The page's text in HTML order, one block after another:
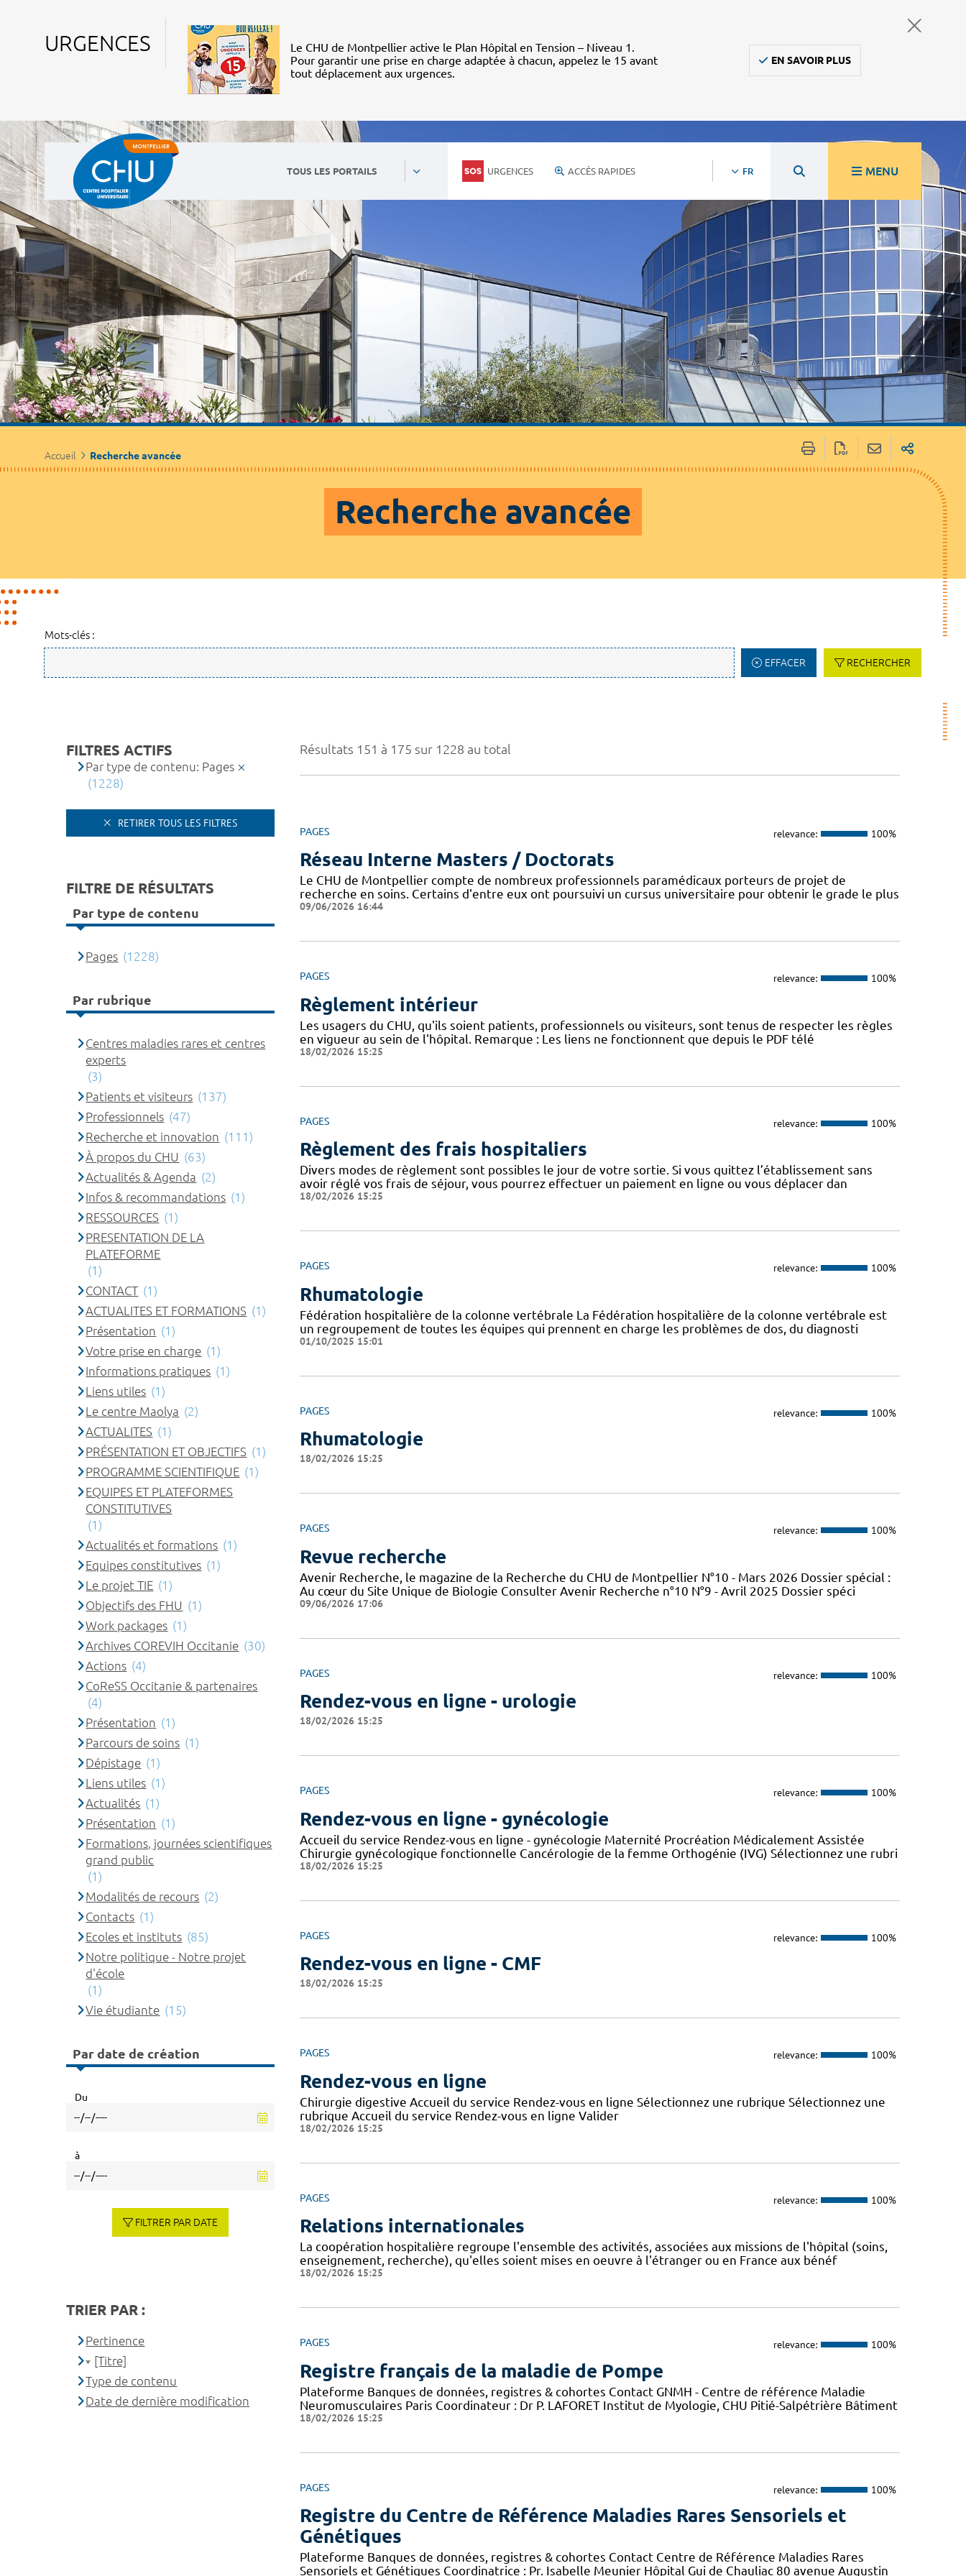
URGENCES
Le CHU de Montpellier active le Plan Hôpital en Tension – Niveau 1.
Pour garantir une prise en charge adaptée à chacun, appelez le 15 avant
tout déplacement aux urgences.
EN SAVOIR PLUS
TOUS LES PORTAILS URGENCES ACCÈS RAPIDES FR MENU
Accueil Recherche avancée
Recherche avancée
Mots-clés :
EFFACER RECHERCHER
Résultats 151 à 175 sur 1228 au total
PAGES relevance: 100%
Réseau Interne Masters / Doctorats
Le CHU de Montpellier compte de nombreux professionnels paramédicaux porteurs de projet de
recherche en soins. Certains d'entre eux ont poursuivi un cursus universitaire pour obtenir le grade le plus
09/06/2026 16:44
PAGES relevance: 100%
Règlement intérieur
Les usagers du CHU, qu'ils soient patients, professionnels ou visiteurs, sont tenus de respecter les règles
en vigueur au sein de l'hôpital. Remarque : Les liens ne fonctionnent que depuis le PDF télé
18/02/2026 15:25
PAGES relevance: 100%
Règlement des frais hospitaliers
Divers modes de règlement sont possibles le jour de votre sortie. Si vous quittez l’établissement sans
avoir réglé vos frais de séjour, vous pourrez effectuer un paiement en ligne ou vous déplacer dan
18/02/2026 15:25
PAGES relevance: 100%
Rhumatologie
Fédération hospitalière de la colonne vertébrale La Fédération hospitalière de la colonne vertébrale est
un regroupement de toutes les équipes qui prennent en charge les problèmes de dos, du diagnosti
01/10/2025 15:01
PAGES relevance: 100%
Rhumatologie
18/02/2026 15:25
PAGES relevance: 100%
Revue recherche
Avenir Recherche, le magazine de la Recherche du CHU de Montpellier N°10 - Mars 2026 Dossier spécial :
Au cœur du Site Unique de Biologie Consulter Avenir Recherche n°10 N°9 - Avril 2025 Dossier spéci
09/06/2026 17:06
PAGES relevance: 100%
Rendez-vous en ligne - urologie
18/02/2026 15:25
PAGES relevance: 100%
Rendez-vous en ligne - gynécologie
Accueil du service Rendez-vous en ligne - gynécologie Maternité Procréation Médicalement Assistée
Chirurgie gynécologique fonctionnelle Cancérologie de la femme Orthogénie (IVG) Sélectionnez une rubri
18/02/2026 15:25
PAGES relevance: 100%
Rendez-vous en ligne - CMF
18/02/2026 15:25
PAGES relevance: 100%
Rendez-vous en ligne
Chirurgie digestive Accueil du service Rendez-vous en ligne Sélectionnez une rubrique Sélectionnez une
rubrique Accueil du service Rendez-vous en ligne Valider
18/02/2026 15:25
PAGES relevance: 100%
Relations internationales
La coopération hospitalière regroupe l'ensemble des activités, associées aux missions de l'hôpital (soins,
enseignement, recherche), qu'elles soient mises en oeuvre à l'étranger ou en France aux bénéf
18/02/2026 15:25
PAGES relevance: 100%
Registre français de la maladie de Pompe
Plateforme Banques de données, registres & cohortes Contact GNMH - Centre de référence Maladie
Neuromusculaires Paris Coordinateur : Dr P. LAFORET Institut de Myologie, CHU Pitié-Salpétrière Bâtiment
18/02/2026 15:25
PAGES relevance: 100%
Registre du Centre de Référence Maladies Rares Sensoriels et
Génétiques
Plateforme Banques de données, registres & cohortes Contact Centre de Référence Maladies Rares
Sensoriels et Génétiques Coordinatrice : Pr. Isabelle Meunier Hôpital Gui de Chauliac 80 avenue Augustin
FILTRES ACTIFS
Par type de contenu: Pages
(1228)
RETIRER TOUS LES FILTRES
FILTRE DE RÉSULTATS
Par type de contenu
Pages (1228)
Par rubrique
Centres maladies rares et centres
experts
(3)
Patients et visiteurs (137)
Professionnels (47)
Recherche et innovation (111)
À propos du CHU (63)
Actualités & Agenda (2)
Infos & recommandations (1)
RESSOURCES (1)
PRESENTATION DE LA
PLATEFORME
(1)
CONTACT (1)
ACTUALITES ET FORMATIONS (1)
Présentation (1)
Votre prise en charge (1)
Informations pratiques (1)
Liens utiles (1)
Le centre Maolya (2)
ACTUALITES (1)
PRÉSENTATION ET OBJECTIFS (1)
PROGRAMME SCIENTIFIQUE (1)
EQUIPES ET PLATEFORMES
CONSTITUTIVES
(1)
Actualités et formations (1)
Equipes constitutives (1)
Le projet TIE (1)
Objectifs des FHU (1)
Work packages (1)
Archives COREVIH Occitanie (30)
Actions (4)
CoReSS Occitanie & partenaires
(4)
Présentation (1)
Parcours de soins (1)
Dépistage (1)
Liens utiles (1)
Actualités (1)
Présentation (1)
Formations, journées scientifiques
grand public
(1)
Modalités de recours (2)
Contacts (1)
Ecoles et instituts (85)
Notre politique - Notre projet
d'école
(1)
Vie étudiante (15)
Par date de création
Du
à
FILTRER PAR DATE
TRIER PAR :
Pertinence
[Titre]
Type de contenu
Date de dernière modification